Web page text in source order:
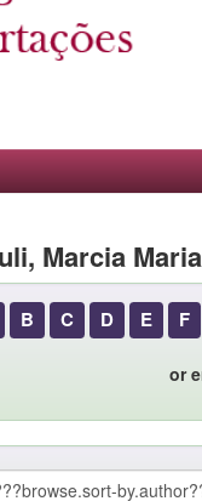
Marcia Maria
B C D E F
or